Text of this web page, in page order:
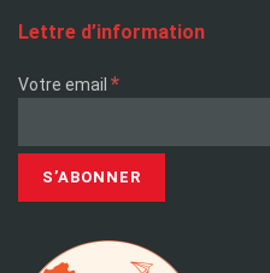
Lettre d’information
Votre email *